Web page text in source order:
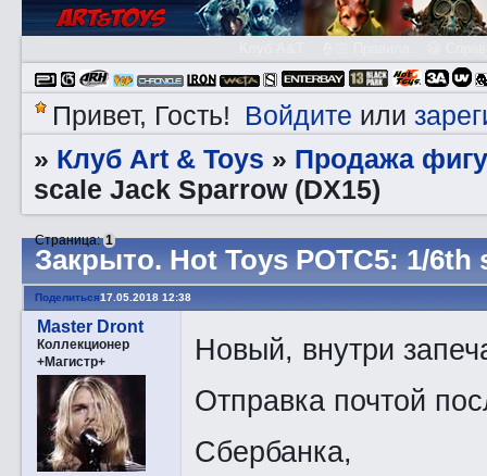
Привет, Гость! Войдите или
» Клуб Art & Toys » Продажа
scale Jack Sparrow (DX15)
Закрытo. Hot Toys POTC5: 1/6th
Страница:1
Поделиться17.05.2018 12:38
Master Dront
Коллекционер
+Магистр+
Новый, внутри
Отправка почтой
Сбербанка,